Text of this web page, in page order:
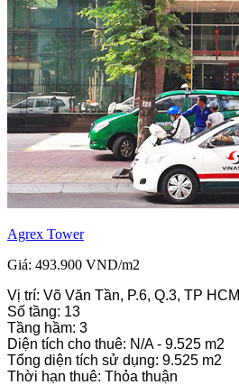
Agrex Tower
Giá: 493.900 VND/m2
Vị trí: Võ Văn Tần, P.6, Q.3, TP HCM
Số tầng: 13
Tầng hầm: 3
Diện tích cho thuê: N/A - 9.525 m2
Tổng diện tích sử dụng: 9.525 m2
Thời hạn thuê: Thỏa thuận